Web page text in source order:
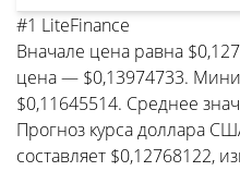
#1 LiteFinance
Вначале цена равна
цена — $0,13974733.
$0,11645514. Среднее
Прогноз курса доллара
составляет $0,12768122,